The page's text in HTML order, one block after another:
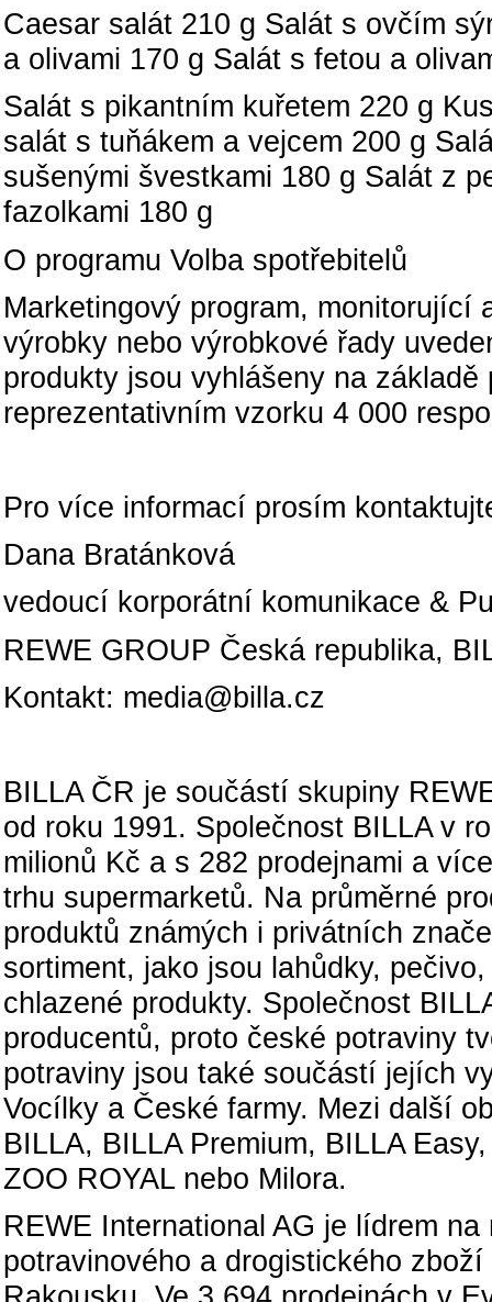
Caesar salát 210 g Salát s ovčím
a olivami 170 g Salát s fetou a
Salát s pikantním kuřetem 220 g
salát s tuňákem a vejcem 200 g
sušenými švestkami 180 g Salát z
fazolkami 180 g
O programu Volba spotřebitelů
Marketingový program, monitorující
výrobky nebo výrobkové řady
produkty jsou vyhlášeny na
reprezentativním vzorku 4 000
Pro více informací prosím
Dana Bratánková
vedoucí korporátní komunikace &
REWE GROUP Česká republika,
Kontakt: media@billa.cz
BILLA ČR je součástí skupiny
od roku 1991. Společnost BILLA v
milionů Kč a s 282 prodejnami a
trhu supermarketů. Na průměrné
produktů známých i privátních
sortiment, jako jsou lahůdky,
chlazené produkty. Společnost
producentů, proto české potraviny
potraviny jsou také součástí jejích
Vocílky a České farmy. Mezi další
BILLA, BILLA Premium, BILLA
ZOO ROYAL nebo Milora.
REWE International AG je lídrem
potravinového a drogistického